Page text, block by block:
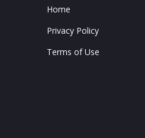
Home
Privacy Policy
Terms of Use